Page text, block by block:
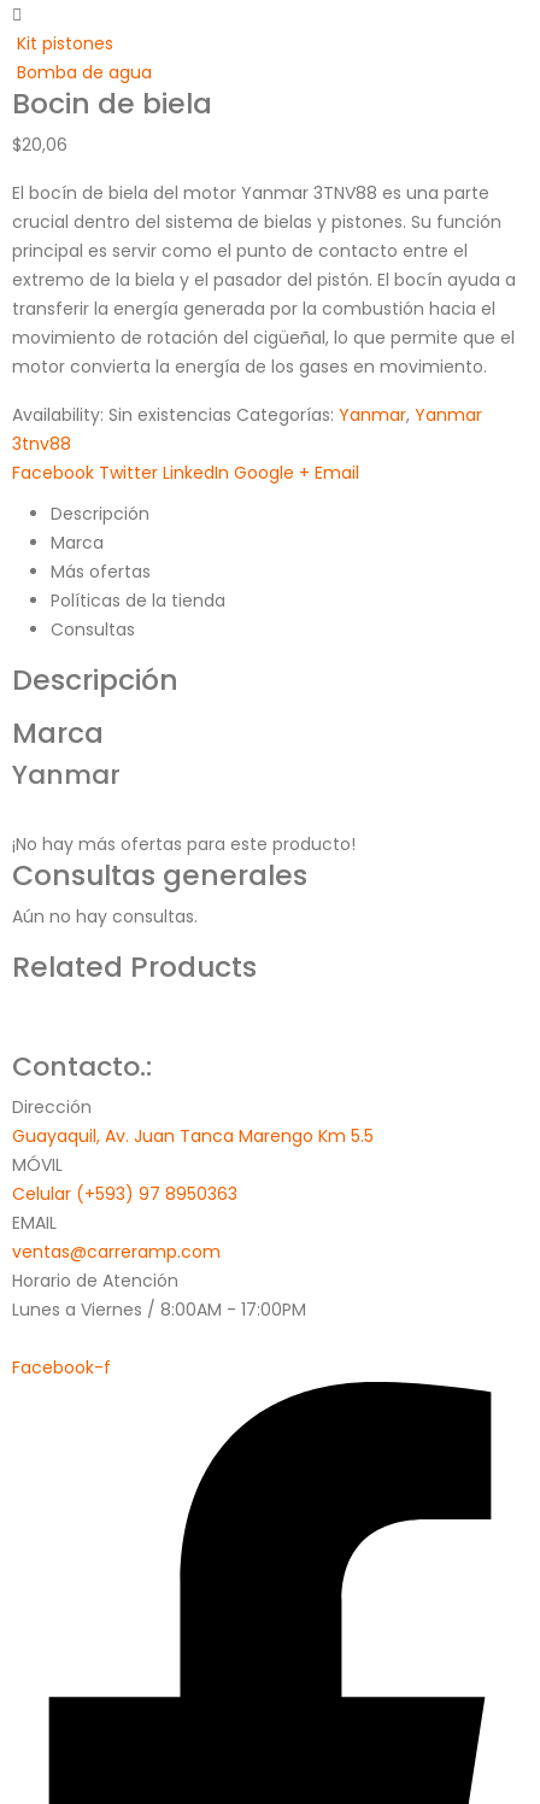
Kit pistones
Bomba de agua
Bocin de biela
$20,06
El bocín de biela del motor Yanmar 3TNV88 es una parte
crucial dentro del sistema de bielas y pistones. Su función
principal es servir como el punto de contacto entre el
extremo de la biela y el pasador del pistón. El bocín ayuda a
transferir la energía generada por la combustión hacia el
movimiento de rotación del cigüeñal, lo que permite que el
motor convierta la energía de los gases en movimiento.
Availability: Sin existencias Categorías: Yanmar, Yanmar
3tnv88
Facebook Twitter LinkedIn Google + Email
Descripción
Marca
Más ofertas
Políticas de la tienda
Consultas
Descripción
Marca
Yanmar
¡No hay más ofertas para este producto!
Consultas generales
Aún no hay consultas.
Related Products
Contacto.:
Dirección
Guayaquil, Av. Juan Tanca Marengo Km 5.5
MÓVIL
Celular (+593) 97 8950363
EMAIL
ventas@carreramp.com
Horario de Atención
Lunes a Viernes / 8:00AM - 17:00PM
Facebook-f